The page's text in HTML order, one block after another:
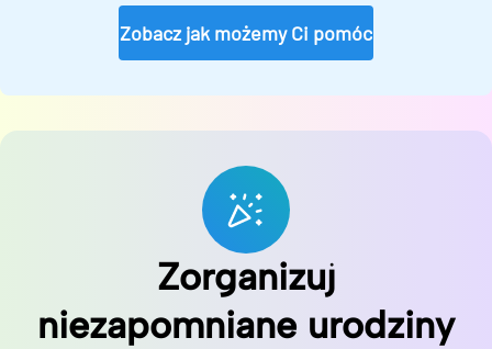
Zobacz jak możemy Ci pomóc
Zorganizuj
niezapomniane urodziny